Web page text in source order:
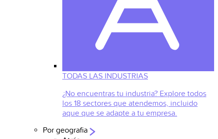
TODAS LAS INDUSTRIAS
¿No encuentras tu industria? Explore todos
los 18 sectores que atendemos, incluido
aque que se adapte a tu empresa.
Por geografia